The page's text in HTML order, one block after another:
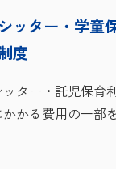
ッター・学童
度
ター・託児保育
かる費用の一部